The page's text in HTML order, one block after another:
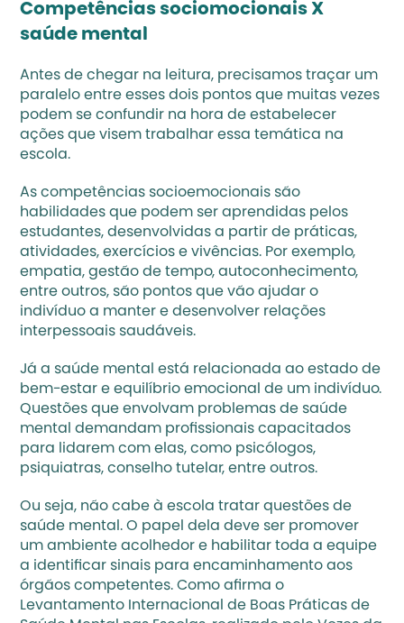
Competências sociomocionais X
saúde mental
Antes de chegar na leitura, precisamos traçar um
paralelo entre esses dois pontos que muitas vezes
podem se confundir na hora de estabelecer
ações que visem trabalhar essa temática na
escola.
As competências socioemocionais são
habilidades que podem ser aprendidas pelos
estudantes, desenvolvidas a partir de práticas,
atividades, exercícios e vivências. Por exemplo,
empatia, gestão de tempo, autoconhecimento,
entre outros, são pontos que vão ajudar o
indivíduo a manter e desenvolver relações
interpessoais saudáveis.
Já a saúde mental está relacionada ao estado de
bem-estar e equilíbrio emocional de um indivíduo.
Questões que envolvam problemas de saúde
mental demandam profissionais capacitados
para lidarem com elas, como psicólogos,
psiquiatras, conselho tutelar, entre outros.
Ou seja, não cabe à escola tratar questões de
saúde mental. O papel dela deve ser promover
um ambiente acolhedor e habilitar toda a equipe
a identificar sinais para encaminhamento aos
Levantamento Internacional de Boas Práticas de